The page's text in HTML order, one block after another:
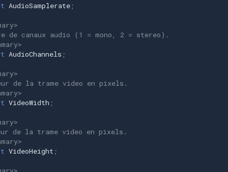
AudioSamplerate ;
de canaux audio (1 = mono, 2 = stereo).
AudioChannels ;
de la trame video en pixels.
VideoWidth ;
de la trame video en pixels.
VideoHeight ;